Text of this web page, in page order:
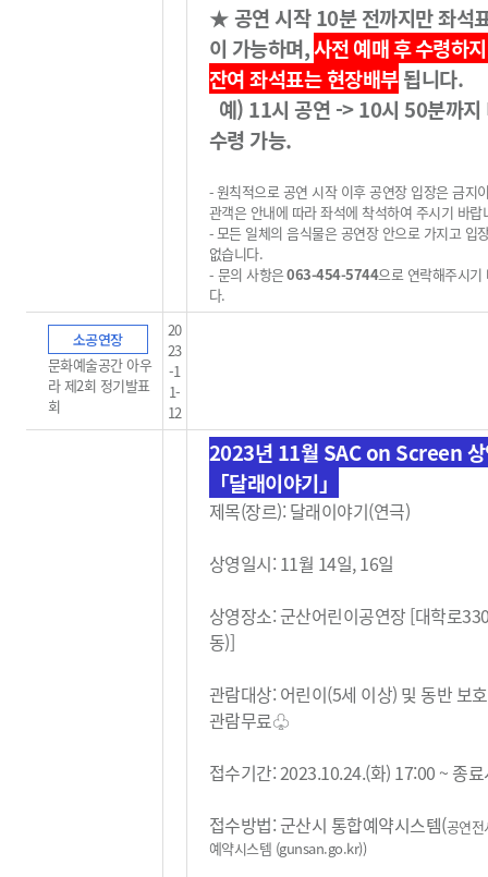
★공연 시작10분 전까지만 좌석
이 가능하며,사전 예매 후수령하
잔여 좌석표는 현장배부됩니다.
예) 11시 공연 -> 10시 50분까지
수령 가능.
-원칙적으로 공연 시작 이후 공연장 입장은 금지
관객은 안내에 따라 좌석에 착석하여 주시기 바랍
-모든 일체의 음식물은 공연장 안으로 가지고 입
없습니다.
- 문의 사항은063-454-5744으로 연락해주시기
다.
소공연장
문화예술공간 아우
라 제2회 정기발표
회
20
23
-1
1-
12
2023년 11월 SAC on Screen
「달래이야기」
제목(장르): 달래이야기(연극)
상영일시: 11월 14일, 16일
상영장소: 군산어린이공연장 [대학로
동)]
관람대상: 어린이(5세 이상) 및 동반 보
관람무료♧
접수기간: 2023.10.24.(화) 17:00 ~ 종
접수방법: 군산시 통합예약시스템(공연
예약시스템 (gunsan.go.kr))